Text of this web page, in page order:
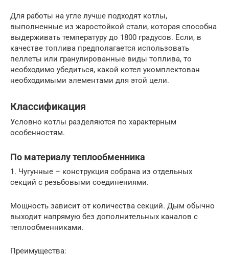
Для работы на угле лучше подходят котлы,
выполненные из жаростойкой стали, которая способна
выдерживать температуру до 1800 градусов. Если, в
качестве топлива предполагается использовать
пеллеты или гранулированные виды топлива, то
необходимо убедиться, какой котел укомплектован
необходимыми элементами для этой цели.
Классификация
Условно котлы разделяются по характерным
особенностям.
По материалу теплообменника
1. Чугунные – конструкция собрана из отдельных
секций с резьбовыми соединениями.
Мощность зависит от количества секций. Дым обычно
выходит напрямую без дополнительных каналов с
теплообменниками.
Преимущества: